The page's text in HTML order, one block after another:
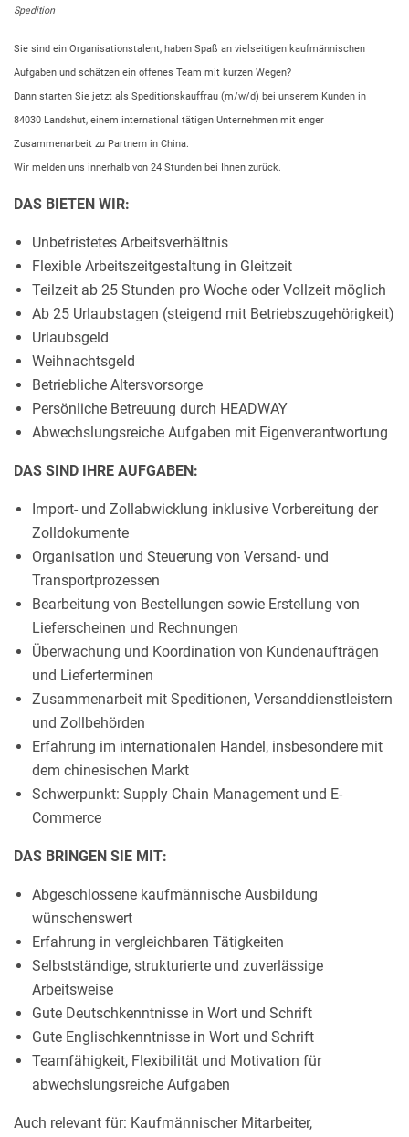
Spedition
Sie sind ein Organisationstalent, haben Spaß an vielseitigen kaufmännischen
Aufgaben und schätzen ein offenes Team mit kurzen Wegen?
Dann starten Sie jetzt als Speditionskauffrau (m/w/d) bei unserem Kunden in
84030 Landshut, einem international tätigen Unternehmen mit enger
Zusammenarbeit zu Partnern in China.
Wir melden uns innerhalb von 24 Stunden bei Ihnen zurück.
DAS BIETEN WIR:
Unbefristetes Arbeitsverhältnis
Flexible Arbeitszeitgestaltung in Gleitzeit
Teilzeit ab 25 Stunden pro Woche oder Vollzeit möglich
Ab 25 Urlaubstagen (steigend mit Betriebszugehörigkeit)
Urlaubsgeld
Weihnachtsgeld
Betriebliche Altersvorsorge
Persönliche Betreuung durch HEADWAY
Abwechslungsreiche Aufgaben mit Eigenverantwortung
DAS SIND IHRE AUFGABEN:
Import- und Zollabwicklung inklusive Vorbereitung der
Zolldokumente
Organisation und Steuerung von Versand- und
Transportprozessen
Bearbeitung von Bestellungen sowie Erstellung von
Lieferscheinen und Rechnungen
Überwachung und Koordination von Kundenaufträgen
und Lieferterminen
Zusammenarbeit mit Speditionen, Versanddienstleistern
und Zollbehörden
Erfahrung im internationalen Handel, insbesondere mit
dem chinesischen Markt
Schwerpunkt: Supply Chain Management und E-
Commerce
DAS BRINGEN SIE MIT:
Abgeschlossene kaufmännische Ausbildung
wünschenswert
Erfahrung in vergleichbaren Tätigkeiten
Selbstständige, strukturierte und zuverlässige
Arbeitsweise
Gute Deutschkenntnisse in Wort und Schrift
Gute Englischkenntnisse in Wort und Schrift
Teamfähigkeit, Flexibilität und Motivation für
abwechslungsreiche Aufgaben
Auch relevant für: Kaufmännischer Mitarbeiter,